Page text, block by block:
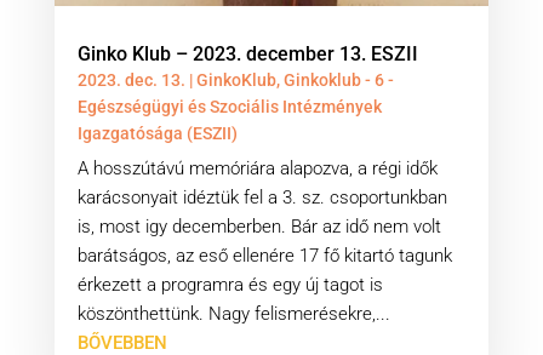
Ginko Klub – 2023. december 13. ESZII
2023. dec. 13. |GinkoKlub,Ginkoklub - 6 -
Egészségügyi és Szociális Intézmények
Igazgatósága (ESZII)
A hosszútávú memóriára alapozva, a régi idők
karácsonyait idéztük fel a 3. sz. csoportunkban
is, most igy decemberben. Bár az idő nem volt
barátságos, az eső ellenére 17 fő kitartó tagunk
érkezett a programra és egy új tagot is
köszönthettünk. Nagy felismerésekre,...
BŐVEBBEN